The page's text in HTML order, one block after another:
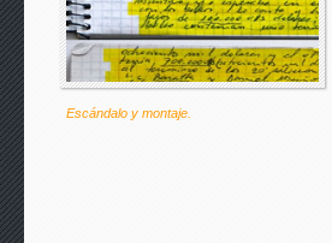
Escándalo y montaje.